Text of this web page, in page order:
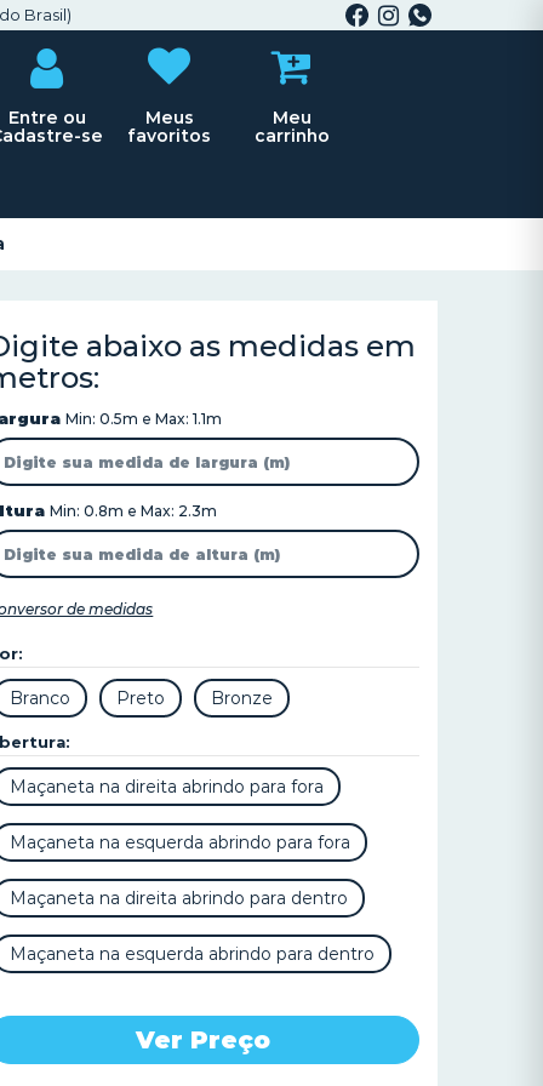
Brasil)
Entre ou
se
Meus
favoritos
Meu
carrinho
abaixo as medidas em
Min: 0.5m e Max: 1.1m
Min: 0.8m e Max: 2.3m
de medidas
Ver Preço